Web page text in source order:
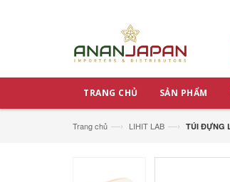
TRANG CHỦ SẢN PHẨM
Trang chủ —› LIHIT LAB —› TÚI ĐỰNG